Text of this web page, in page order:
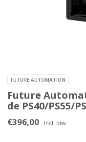
FUTURE AUTOMATION
Future
de PS40/PS55/
€396,00 Incl. btw